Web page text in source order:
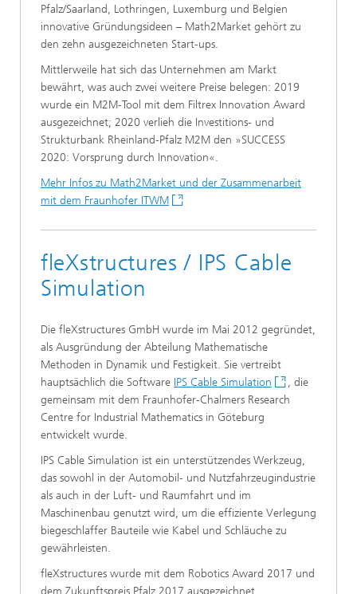
Pfalz/Saarland, Lothringen, Luxemburg und Belgien
innovative Gründungsideen – Math2Market gehört zu
den zehn ausgezeichneten Start-ups.
Mittlerweile hat sich das Unternehmen am Markt
bewährt, was auch zwei weitere Preise belegen: 2019
wurde ein M2M-Tool mit dem Filtrex Innovation Award
ausgezeichnet; 2020 verlieh die Investitions- und
Strukturbank Rheinland-Pfalz M2M den »SUCCESS
2020: Vorsprung durch Innovation«.
Mehr Infos zu Math2Market und der Zusammenarbeit
mit dem Fraunhofer ITWM
fleXstructures / IPS Cable
Simulation
Die fleXstructures GmbH wurde im Mai 2012 gegründet,
als Ausgründung der Abteilung Mathematische
Methoden in Dynamik und Festigkeit. Sie vertreibt
hauptsächlich die Software IPS Cable Simulation
, die
gemeinsam mit dem Fraunhofer-Chalmers Research
Centre for Industrial Mathematics in Göteburg
entwickelt wurde.
IPS Cable Simulation ist ein unterstützendes Werkzeug,
das sowohl in der Automobil- und Nutzfahrzeugindustrie
als auch in der Luft- und Raumfahrt und im
Maschinenbau genutzt wird, um die effiziente Verlegung
biegeschlaffer Bauteile wie Kabel und Schläuche zu
gewährleisten.
fleXstructures wurde mit dem Robotics Award 2017 und